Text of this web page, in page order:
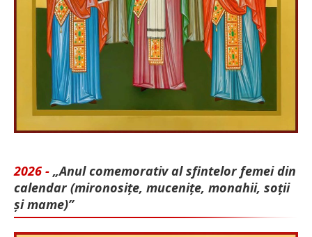
2026 - „Anul comemorativ al sfintelor femei din
calendar (mironosițe, mu­cenițe, monahii, soții
și mame)”